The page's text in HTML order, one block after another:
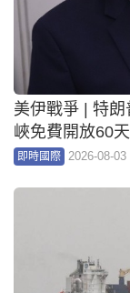
美伊戰爭 | 特
峽免費開放60天
即時國際 2026-08-